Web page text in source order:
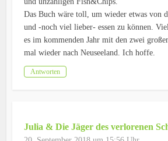
Das Buch wäre toll, um wieder etwas von
und -noch viel lieber- essen zu können.
es im kommenden Jahr mit den zwei
mal wieder nach Neuseeland. Ich hoffe.
Antworten
Julia & Die Jäger des verlorenen